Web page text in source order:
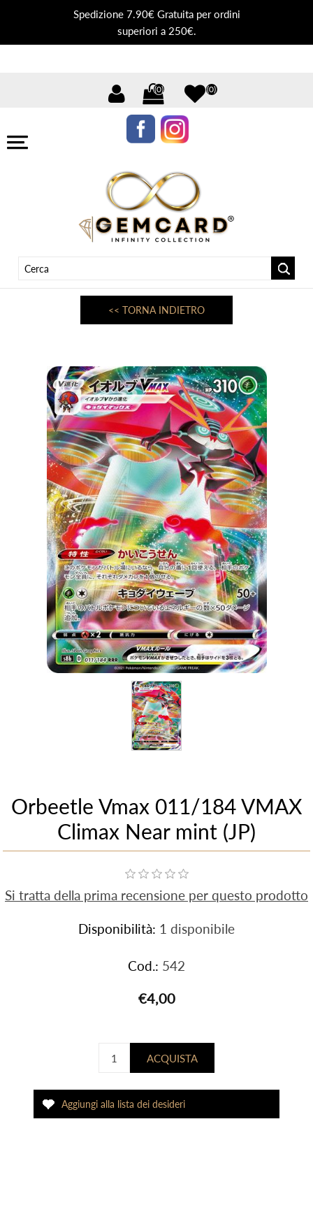
Spedizione 7.90€ Gratuita per ordini
superiori a 250€.
(0) (0)
<< TORNA INDIETRO
Orbeetle Vmax 011/184 VMAX
Climax Near mint (JP)
Si tratta della prima recensione per questo prodotto
Disponibilità: 1 disponibile
Cod.: 542
€4,00